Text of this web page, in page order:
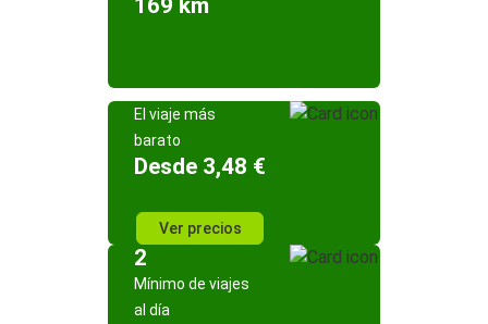
169 km
El viaje más
barato
Desde 3,48 €
Ver precios
2
Mínimo de viajes
al día